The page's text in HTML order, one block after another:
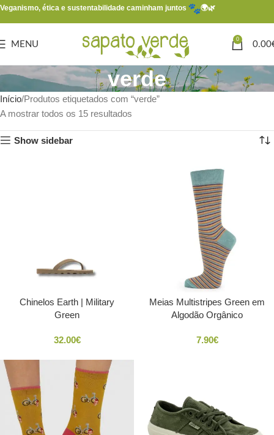
Veganismo, ética e sustentabilidade caminham juntos 🌍🌿
MENU
0
0.00
verde
Início Produtos etiquetados com “verde”
A mostrar todos os 15 resultados
Show sidebar
Chinelos Earth | Military
Green
32.00€
Meias Multistripes Green em
Algodão Orgânico
7.90€